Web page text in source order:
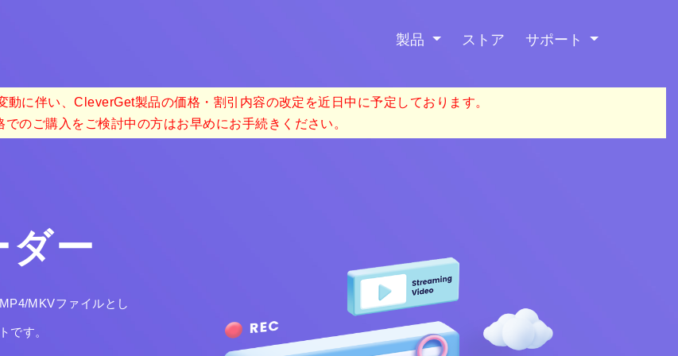
製品 ストア サポート
動に伴い、CleverGet製品の価格・割引内容の改定を近日中に予定しております。
でのご購入をご検討中の方はお早めにお手続きください。
ー
MKVファイルとし
です。